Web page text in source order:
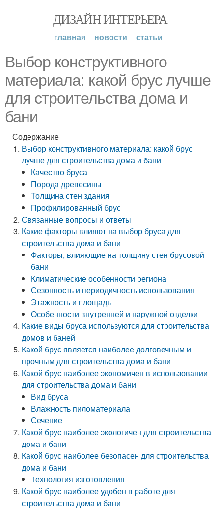
ДИЗАЙН ИНТЕРЬЕРА
главная новости статьи
Выбор конструктивного
материала: какой брус лучше
для строительства дома и
бани
Содержание
Выбор конструктивного материала: какой брус
лучше для строительства дома и бани
Качество бруса
Порода древесины
Толщина стен здания
Профилированный брус
Связанные вопросы и ответы
Какие факторы влияют на выбор бруса для
строительства дома и бани
Факторы, влияющие на толщину стен брусовой
бани
Климатические особенности региона
Сезонность и периодичность использования
Этажность и площадь
Особенности внутренней и наружной отделки
Какие виды бруса используются для строительства
домов и баней
Какой брус является наиболее долговечным и
прочным для строительства дома и бани
Какой брус наиболее экономичен в использовании
для строительства дома и бани
Вид бруса
Влажность пиломатериала
Сечение
Какой брус наиболее экологичен для строительства
дома и бани
Какой брус наиболее безопасен для строительства
дома и бани
Технология изготовления
Какой брус наиболее удобен в работе для
строительства дома и бани